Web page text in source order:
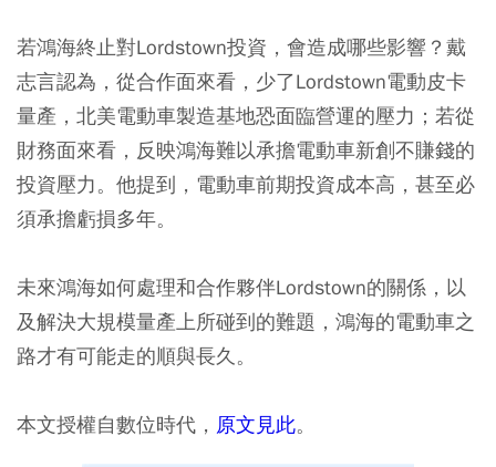
若鴻海終止對Lordstown投資，會造成哪些影響？戴
志言認為，從合作面來看，少了Lordstown電動皮卡
量產，北美電動車製造基地恐面臨營運的壓力；若從
財務面來看，反映鴻海難以承擔電動車新創不賺錢的
投資壓力。他提到，電動車前期投資成本高，甚至必
須承擔虧損多年。
未來鴻海如何處理和合作夥伴Lordstown的關係，以
及解決大規模量產上所碰到的難題，鴻海的電動車之
路才有可能走的順與長久。
本文授權自數位時代， 原文見此。